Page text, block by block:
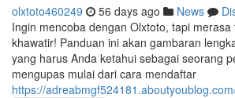
olxtoto460249 56 days ago News
Ingin mencoba dengan Olxtoto, tapi
khawatir! Panduan ini akan gambaran
yang harus Anda ketahui sebagai seorang
mengupas mulai dari cara mendaftar
https://